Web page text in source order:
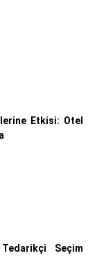
Etkisi: Otel
Seçim